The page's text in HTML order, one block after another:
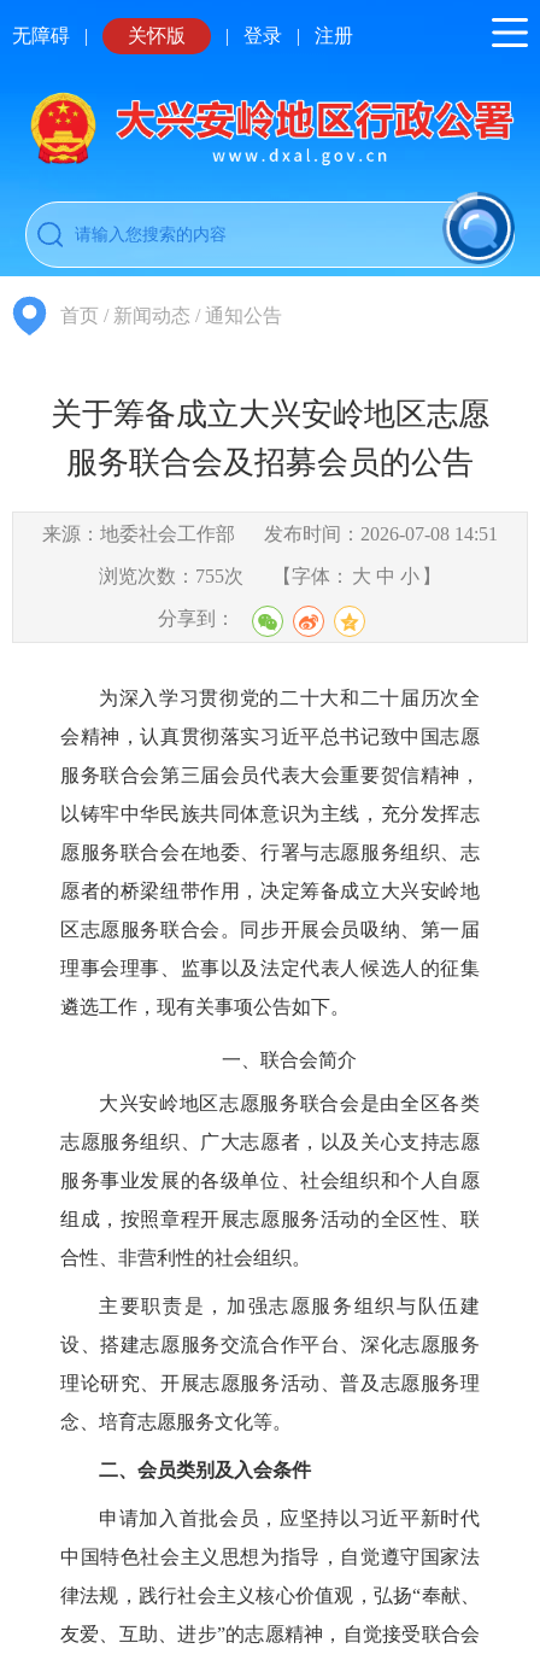
无障碍 | 关怀版 | 登录 | 注册
首页 / 新闻动态 /通知公告
关于筹备成立大兴安岭地区志愿
服务联合会及招募会员的公告
来源：地委社会工作部 发布时间：2026-07-08 14:51
浏览次数： 755次 【字体： 大 中 小 】
分享到：
为深入学习贯彻党的二十大和二十届历次全
会精神，认真贯彻落实习近平总书记致中国志愿
服务联合会第三届会员代表大会重要贺信精神，
以铸牢中华民族共同体意识为主线，充分发挥志
愿服务联合会在地委、行署与志愿服务组织、志
愿者的桥梁纽带作用，决定筹备成立大兴安岭地
区志愿服务联合会。同步开展会员吸纳、第一届
理事会理事、监事以及法定代表人候选人的征集
遴选工作，现有关事项公告如下。
一、 联合会简介
大兴安岭地区志愿服务联合会是由全区各类
志愿服务组织、广大志愿者，以及关心支持志愿
服务事业发展的各级单位、社会组织和个人自愿
组成，按照章程开展志愿服务活动的全区性、联
合性、非营利性的社会组织。
主要职责是，加强志愿服务组织与队伍建
设、搭建志愿服务交流合作平台、深化志愿服务
理论研究、开展志愿服务活动、普及志愿服务理
念、培育志愿服务文化等。
二、会员类别及入会条件
申请加入首批会员，应坚持以习近平新时代
中国特色社会主义思想为指导，自觉遵守国家法
律法规，践行社会主义核心价值观，弘扬“奉献、
友爱、互助、进步”的志愿精神，自觉接受联合会